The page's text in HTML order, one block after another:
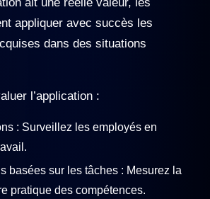
appliquer avec succès les
dans des situations
l’application :
: Surveillez les employés en
basées sur les tâches : Mesurez la
pratique des compétences.